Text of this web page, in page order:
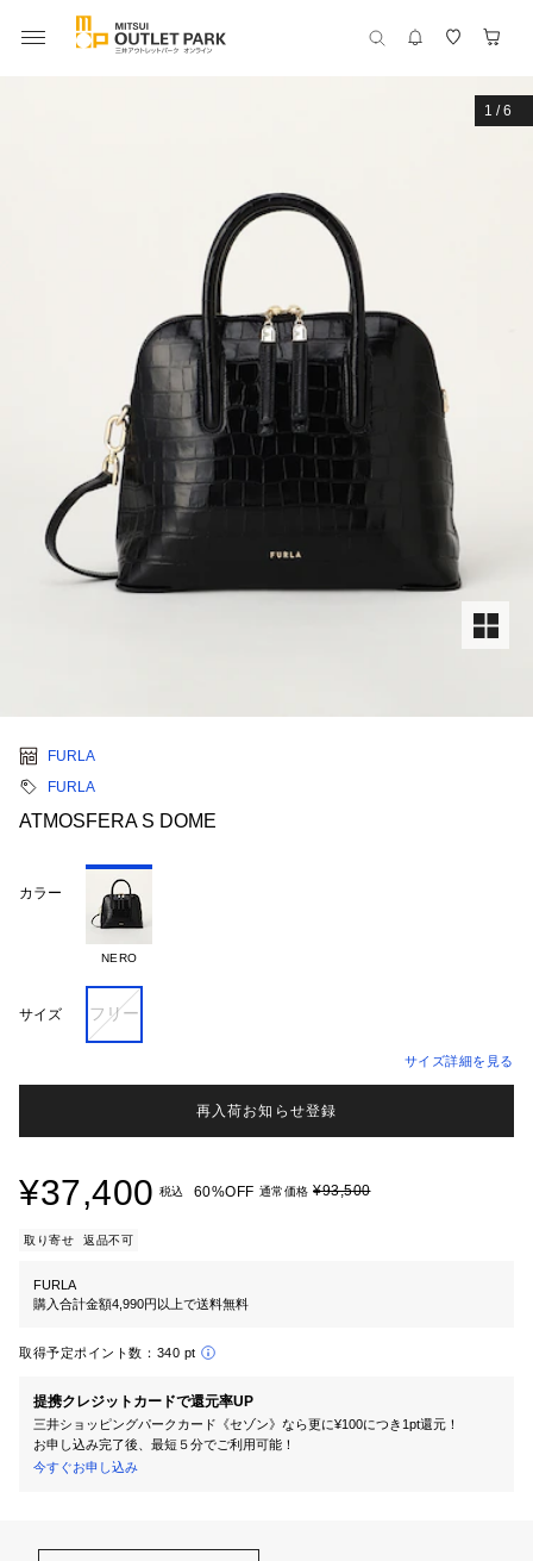
1 /6
FURLA
FURLA
ATMOSFERA S DOME
カラー
NERO
サイズ フリー
サイズ詳細を見る
再入荷お知らせ登録
¥37,400 税込 60%OFF 通常価格 ¥93,500
取り寄せ 返品不可
FURLA
購入合計金額4,990円以上で送料無料
取得予定ポイント数： 340 pt
提携クレジットカードで還元率UP
三井ショッピングパークカード《セゾン》なら更に¥100につき1pt還元！
お申し込み完了後、最短５分でご利用可能！
今すぐお申し込み